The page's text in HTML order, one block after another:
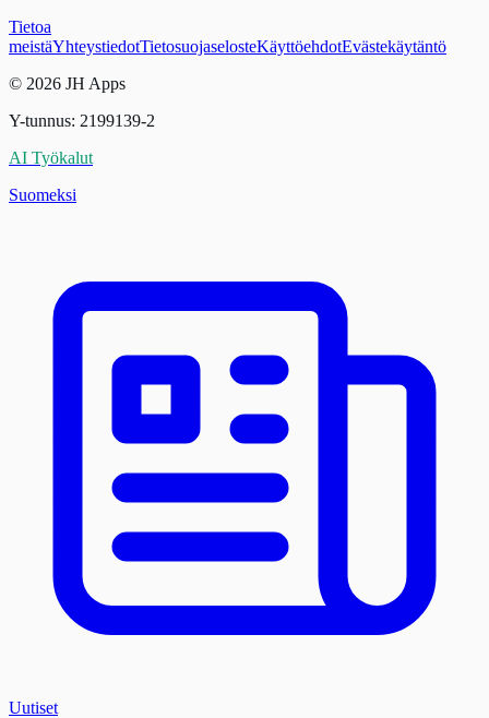
Tietoa
meistäYhteystiedotTietosuojaselosteKäyttöehdotEvästekäytäntö
© 2026 JH Apps
Y-tunnus: 2199139-2
AI Työkalut
Suomeksi
Uutiset